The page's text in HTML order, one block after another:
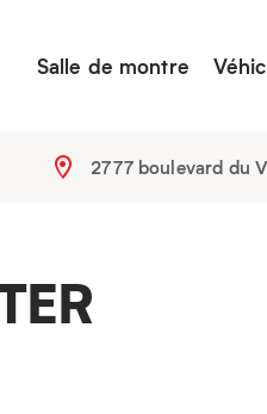
Salle de montre
2777 boulevard du